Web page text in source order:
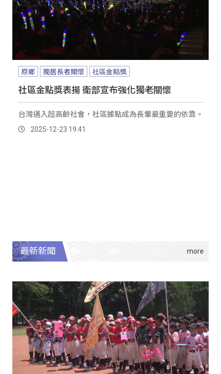
原鄉 獨居長者關懷 社區金點獎
社區金點獎表揚 衛部宣布強化獨老關懷
台灣邁入超高齡社會，社區據點成為長輩最重要的依靠。
2025-12-23 19:41
最新新聞